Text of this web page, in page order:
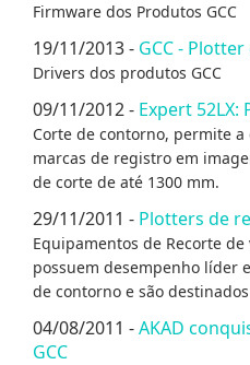
Firmware dos Produtos GCC
19/11/2013 - GCC -
Drivers dos produtos GCC
09/11/2012 - Expert
Corte de contorno, permite
marcas de registro em
de corte de até 1300 mm.
29/11/2011 - Plotters de
Equipamentos de Recorte
possuem desempenho líder
de contorno e são
04/08/2011 -AKAD
GCC